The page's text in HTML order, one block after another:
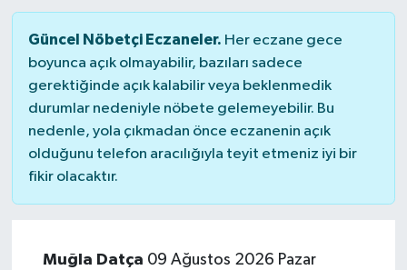
Güncel Nöbetçi Eczaneler. Her eczane gece
boyunca açık olmayabilir, bazıları sadece
gerektiğinde açık kalabilir veya beklenmedik
durumlar nedeniyle nöbete gelemeyebilir. Bu
nedenle, yola çıkmadan önce eczanenin açık
olduğunu telefon aracılığıyla teyit etmeniz iyi bir
fikir olacaktır.
Muğla Datça 09 Ağustos 2026 Pazar
MEDYA
OTOMOBİL
ÖZEL HABER